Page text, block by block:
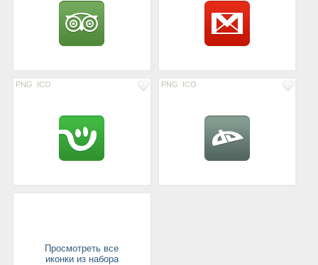
PNG ICO PNG ICO
Просмотреть все
иконки из набора